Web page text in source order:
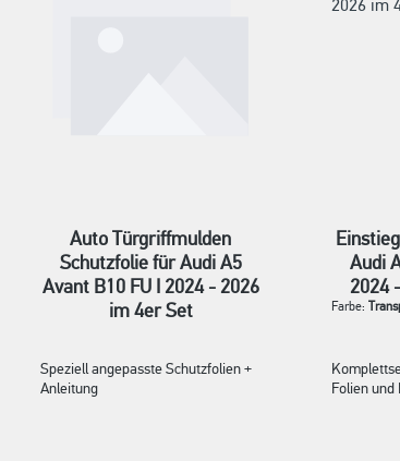
Auto Türgriffmulden
Schutzfolie für Audi A5
Avant B10 FU I 2024 - 2026
im 4er Set
Speziell angepasste Schutzfolien +
Anleitung
Audi
2024
Farbe:
Folien